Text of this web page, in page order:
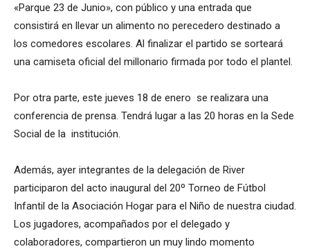
«Parque 23 de Junio», con público y una entrada que
consistirá en llevar un alimento no perecedero destinado a
los comedores escolares. Al finalizar el partido se sorteará
una camiseta oficial del millonario firmada por todo el plantel.
Por otra parte, este jueves 18 de enero se realizara una
conferencia de prensa. Tendrá lugar a las 20 horas en la Sede
Social de la institución.
Además, ayer integrantes de la delegación de River
participaron del acto inaugural del 20º Torneo de Fútbol
Infantil de la Asociación Hogar para el Niño de nuestra ciudad.
Los jugadores, acompañados por el delegado y
colaboradores, compartieron un muy lindo momento